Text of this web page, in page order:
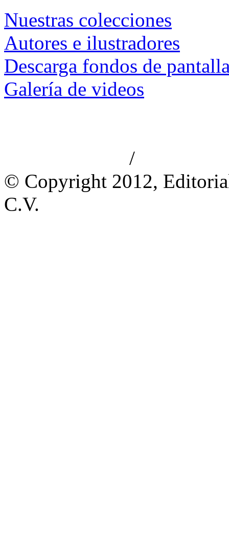
Nuestras colecciones
Autores e ilustradores
Descarga fondos de
Galería de videos
/
© Copyright 2012,
C.V.